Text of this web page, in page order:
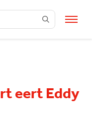
eert Eddy